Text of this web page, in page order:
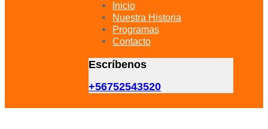
Inicio
Nuestra Historia
Programas
Contacto
Escríbenos
+56752543520